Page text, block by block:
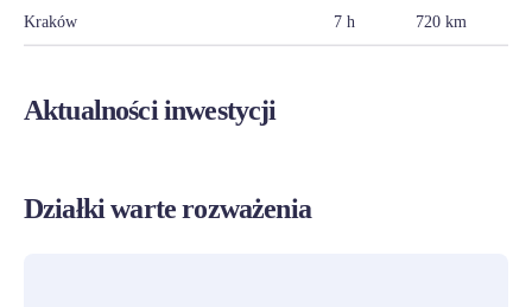
Kraków 7 h 720 km
Aktualności inwestycji
Działki warte rozważenia